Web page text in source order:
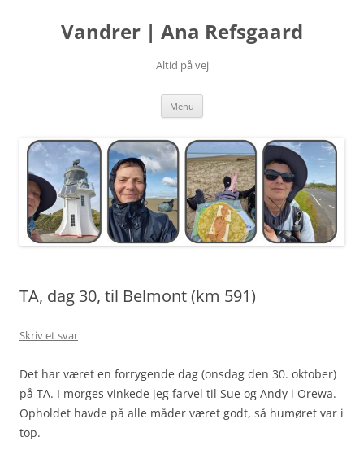
Vandrer | Ana Refsgaard
Altid på vej
Menu
TA, dag 30, til Belmont (km 591)
Skriv et svar
Det har været en forrygende dag (onsdag den 30. oktober)
på TA. I morges vinkede jeg farvel til Sue og Andy i Orewa.
Opholdet havde på alle måder været godt, så humøret var i
top.